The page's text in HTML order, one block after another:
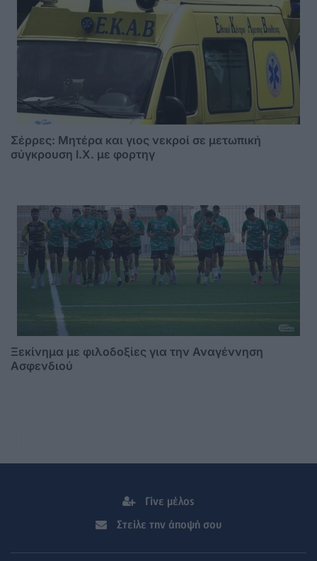
Σέρρες: Μητέρα και γιος νεκροί σε μετωπική
σύγκρουση Ι.Χ. με φορτηγ
Ξεκίνημα με φιλοδοξίες για την Αναγέννηση
Ασφενδιού
Γίνε μέλος
Στείλε την άποψή σου